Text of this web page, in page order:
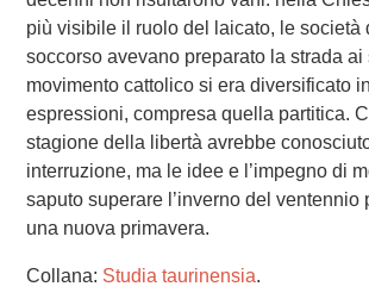
più visibile il ruolo del laicato, le società
soccorso avevano preparato la strada ai
movimento cattolico si era diversificato
espressioni, compresa quella partitica.
stagione della libertà avrebbe
interruzione, ma le idee e l’impegno di
saputo superare l’inverno del ventennio
una nuova primavera.
Collana: Studia taurinensia.